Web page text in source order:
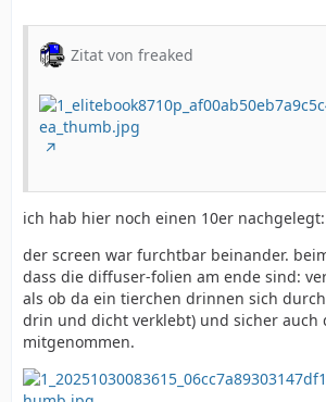
Zitat von freaked
ich hab hier noch einen 10er nachgelegt:
der screen war furchtbar beinander.
dass die diffuser-folien am ende sind:
als ob da ein tierchen drinnen sich
drin und dicht verklebt) und sicher auch
mitgenommen.